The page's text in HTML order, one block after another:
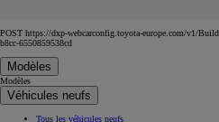
POST https://dxp-webcarconfig.toyota-europe.com/v1/
b8cc-6550859538cd
Modèles
Modèles
Véhicules neufs
Tous les véhicules neufs